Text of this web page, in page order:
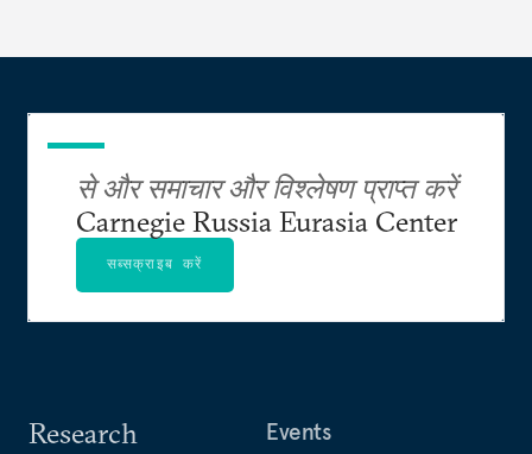
Research
Events
से और समाचार और विश्लेषण प्राप्त करें
Carnegie Russia Eurasia Center
सब्सक्राइब करें